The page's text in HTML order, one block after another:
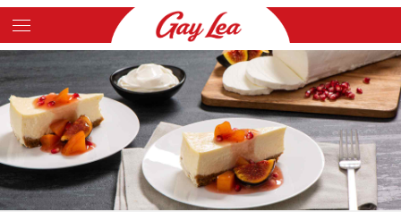
Skip
to
main
content
Main
Content